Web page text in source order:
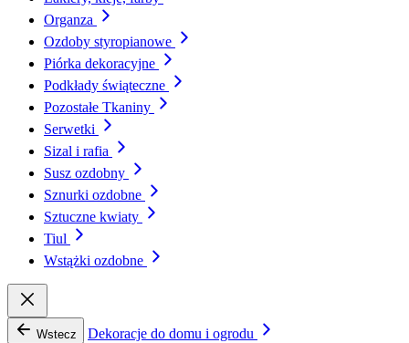
Organza
Ozdoby styropianowe
Piórka dekoracyjne
Podkłady świąteczne
Pozostałe Tkaniny
Serwetki
Sizal i rafia
Susz ozdobny
Sznurki ozdobne
Sztuczne kwiaty
Tiul
Wstążki ozdobne
Wstecz Dekoracje do domu i ogrodu